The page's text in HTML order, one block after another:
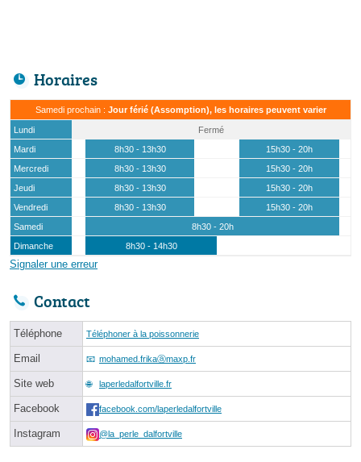
Horaires
Samedi prochain : Jour férié (Assomption), les horaires peuvent varier
Lundi
Fermé
Mardi
8h30 - 13h30
15h30 - 20h
Mercredi
8h30 - 13h30
15h30 - 20h
Jeudi
8h30 - 13h30
15h30 - 20h
Vendredi
8h30 - 13h30
15h30 - 20h
Samedi
8h30 - 20h
Dimanche
8h30 - 14h30
Signaler une erreur
Contact
Téléphone Téléphoner à la poissonnerie
Email mohamed.frikaⓐmaxp.fr
Site web laperledalfortville.fr
Facebook facebook.com/laperledalfortville
Instagram @la_perle_dalfortville